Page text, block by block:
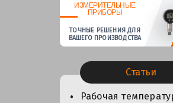
ИЗМЕРИТЕЛЬНЫЕ
ПРИБОРЫ
ТОЧНЫЕ РЕШЕНИЯ ДЛЯ
ВАШЕГО ПРОИЗВОДСТВА
Статьи
Рабочая